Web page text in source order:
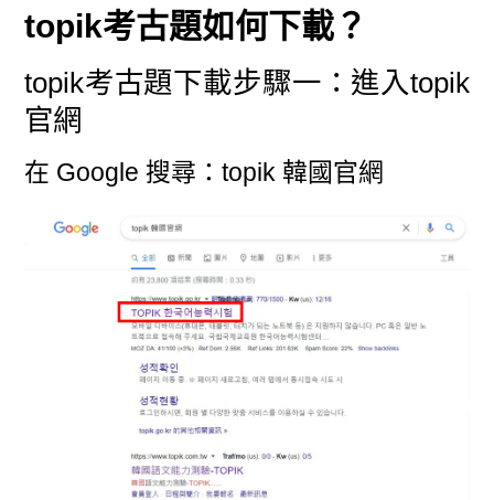
topik考古題如何下載？
topik考古題下載步驟一：進入topik
官網
在 Google 搜尋：topik 韓國官網